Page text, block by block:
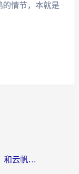
的情节，本就是
海外党必看：穿梭VPN好用吗？和云帆VPN对比哪个回国效果更好？附真实测评+避坑指南